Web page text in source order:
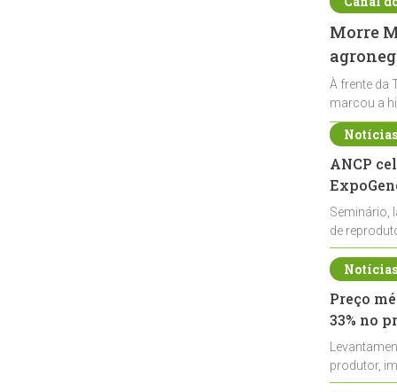
Morre
À frente da
marcou a
ANCP
Seminário,
de
durante a
Preço
33% no
produtor,
de leite cru